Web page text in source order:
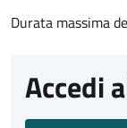
Durata massima
Accedi